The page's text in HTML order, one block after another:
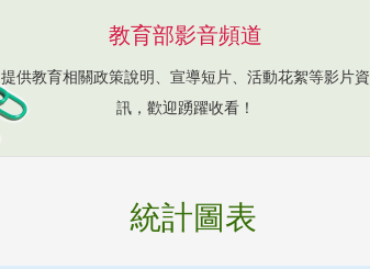
教育部影音頻道
提供教育相關政策說明、宣導短片、活動花絮等影片資
訊，歡迎踴躍收看！
統計圖表